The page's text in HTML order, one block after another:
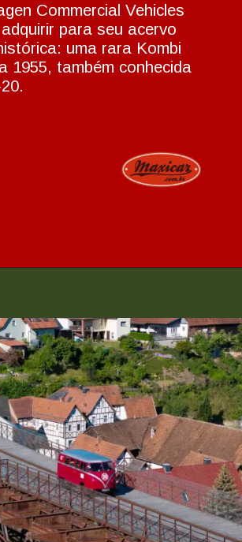
Commercial Vehicles
para seu acervo
uma rara Kombi
1955, também conhecida